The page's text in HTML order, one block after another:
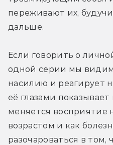
переживают их,
дальше.
Если говорить о
одной серии мы
насилию и реагирует
её глазами
меняется восприятие
возрастом и как
разочароваться в том,